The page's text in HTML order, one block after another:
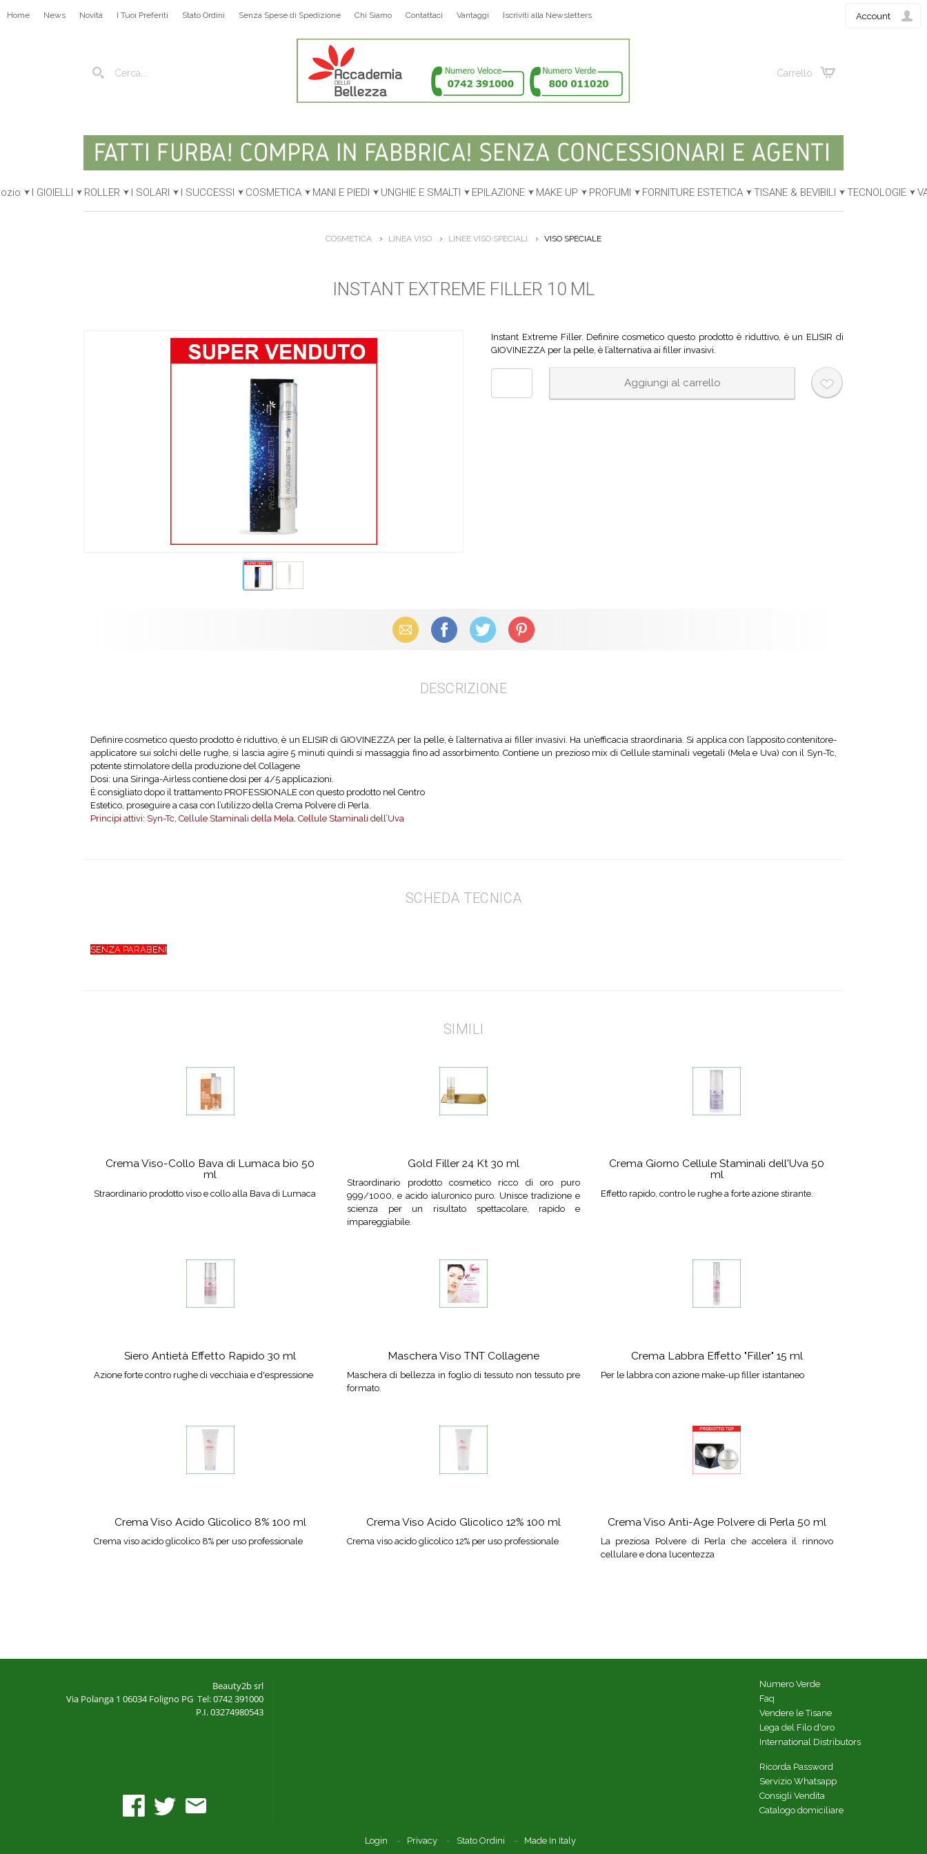
Carrello
Account
Home News Novità I Tuoi Preferiti Stato Ordini Senza Spese di Spedizione Chi Siamo Contattaci Vantaggi Iscriviti alla Newsletters
I GIOIELLI ROLLER I SOLARI I SUCCESSI COSMETICA MANI E PIEDI UNGHIE E SMALTI EPILAZIONE MAKE UP PROFUMI FORNITURE ESTETICA TISANE & BEVIBILI TECNOLOGIE
COSMETICA LINEA VISO LINEE VISO SPECIALI VISO SPECIALE
INSTANT EXTREME FILLER 10 ML
Instant Extreme Filler. Definire cosmetico questo prodotto è riduttivo, è un ELISIR di
GIOVINEZZA per la pelle, è l’alternativa ai filler invasivi.
Email Facebook X (Twitter) Pinterest
DESCRIZIONE
Definire cosmetico questo prodotto è riduttivo, è un ELISIR di GIOVINEZZA per la pelle, è l’alternativa ai filler invasivi. Ha un’efficacia straordinaria. Si applica con l’apposito contenitore-
applicatore sui solchi delle rughe, si lascia agire 5 minuti quindi si massaggia fino ad assorbimento. Contiene un prezioso mix di Cellule staminali vegetali (Mela e Uva) con il Syn-Tc,
potente stimolatore della produzione del Collagene
Dosi: una Siringa-Airless contiene dosi per 4/5 applicazioni.
È consigliato dopo il trattamento PROFESSIONALE con questo prodotto nel Centro
Estetico, proseguire a casa con l’utilizzo della Crema Polvere di Perla.
Principi attivi: Syn-Tc, Cellule Staminali della Mela, Cellule Staminali dell’Uva
SCHEDA TECNICA
SENZA PARABENI
SIMILI
Crema Viso-Collo Bava di Lumaca bio 50
ml
Straordinario prodotto viso e collo alla Bava di Lumaca
Gold Filler 24 Kt 30 ml
Straordinario prodotto cosmetico ricco di oro puro
999/1000, e acido ialuronico puro. Unisce tradizione e
scienza per un risultato spettacolare, rapido e
impareggiabile.
Crema Giorno Cellule Staminali dell'Uva 50
ml
Effetto rapido, contro le rughe a forte azione stirante.
Siero Antietà Effetto Rapido 30 ml
Azione forte contro rughe di vecchiaia e d'espressione
Maschera Viso TNT Collagene
Maschera di bellezza in foglio di tessuto non tessuto pre
formato.
Crema Labbra Effetto "Filler" 15 ml
Per le labbra con azione make-up filler istantaneo
Crema Viso Acido Glicolico 8% 100 ml
Crema viso acido glicolico 8% per uso professionale
Crema Viso Acido Glicolico 12% 100 ml
Crema viso acido glicolico 12% per uso professionale
Crema Viso Anti-Age Polvere di Perla 50 ml
La preziosa Polvere di Perla che accelera il rinnovo
cellulare e dona lucentezza
Beauty2b srl
Via Polanga 1 06034 Foligno PG Tel: 0742 391000
P.I. 03274980543
Numero Verde
Faq
Vendere le Tisane
Lega del Filo d'oro
International Distributors
Ricorda Password
Servizio Whatsapp
Consigli Vendita
Catalogo domiciliare
Login Privacy Stato Ordini Made In Italy